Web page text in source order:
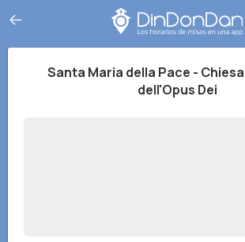
Santa Maria della Pace -
dell'Opus Dei